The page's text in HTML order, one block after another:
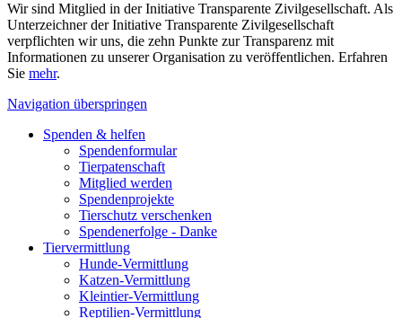
Wir sind Mitglied in der Initiative Transparente Zivilgesellschaft. Als
Unterzeichner der Initiative Transparente Zivilgesellschaft
verpflichten wir uns, die zehn Punkte zur Transparenz mit
Informationen zu unserer Organisation zu veröffentlichen. Erfahren
Sie mehr.
Navigation überspringen
Spenden & helfen
Spendenformular
Tierpatenschaft
Mitglied werden
Spendenprojekte
Tierschutz verschenken
Spendenerfolge - Danke
Tiervermittlung
Hunde-Vermittlung
Katzen-Vermittlung
Kleintier-Vermittlung
Reptilien-Vermittlung